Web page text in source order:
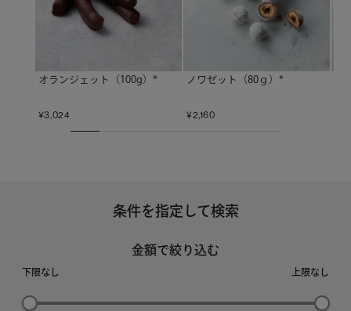
オランジェット（100g）*
¥3,024
ノワゼット（80ｇ）*
¥2,160
条件を指定して検索
金額で絞り込む
下限なし 上限なし